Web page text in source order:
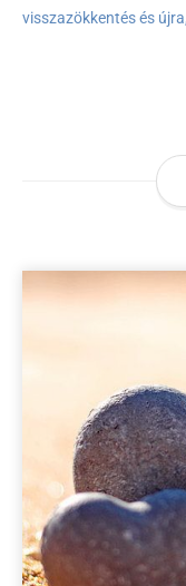
visszazökkentés és